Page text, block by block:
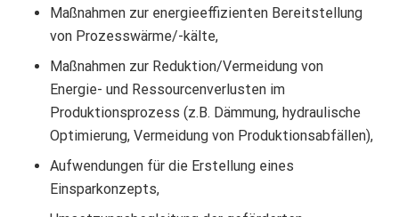
Maßnahmen zur energieeffizienten Bereitstellung
von Prozesswärme/-kälte,
Maßnahmen zur Reduktion/Vermeidung von
Energie- und Ressourcenverlusten im
Produktionsprozess (z.B. Dämmung, hydraulische
Optimierung, Vermeidung von Produktionsabfällen),
Aufwendungen für die Erstellung eines
Einsparkonzepts,